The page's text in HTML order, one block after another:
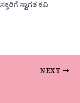
ಸ್ವಾಗತ ಕವಿ
NEXT